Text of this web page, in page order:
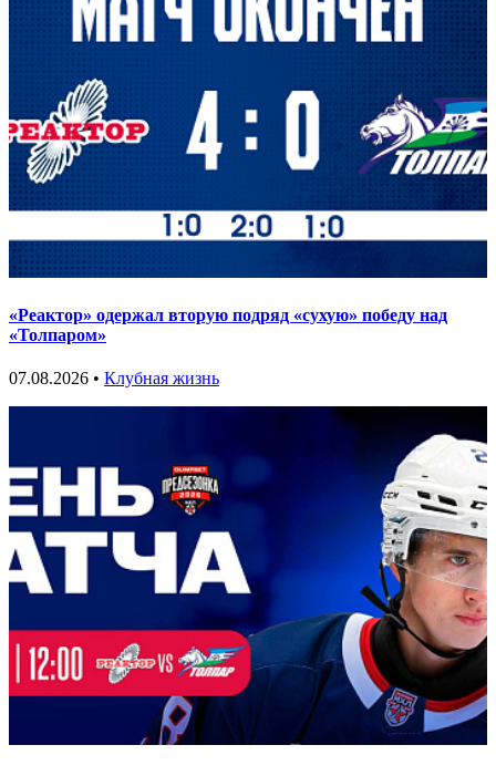
«Реактор» одержал вторую подряд «сухую» победу над
«Толпаром»
07.08.2026 • Клубная жизнь